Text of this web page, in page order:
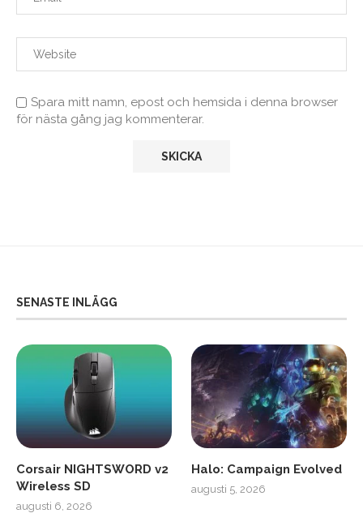
Spara mitt namn, epost och hemsida i denna browser
för nästa gång jag kommenterar.
SENASTE INLÄGG
Corsair NIGHTSWORD v2
Wireless SD
augusti 6, 2026
Halo: Campaign Evolved
augusti 5, 2026